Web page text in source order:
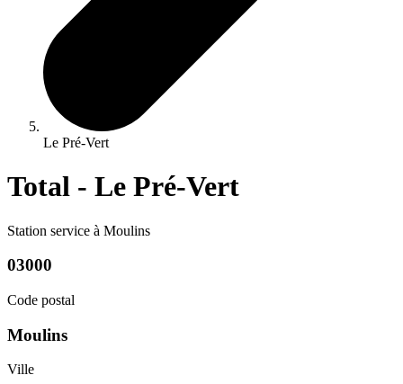
Le Pré-Vert
Total - Le Pré-Vert
Station service à Moulins
03000
Code postal
Moulins
Ville